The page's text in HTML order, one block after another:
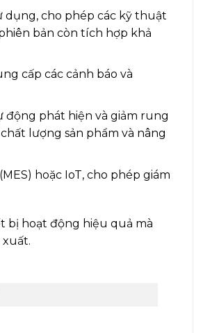
dụng, cho phép các kỹ thuật
bản còn tích hợp khả
cấp các cảnh báo và
động phát hiện và giảm rung
lượng sản phẩm và nâng
hoặc IoT, cho phép giám
bị hoạt động hiệu quả mà
xuất.